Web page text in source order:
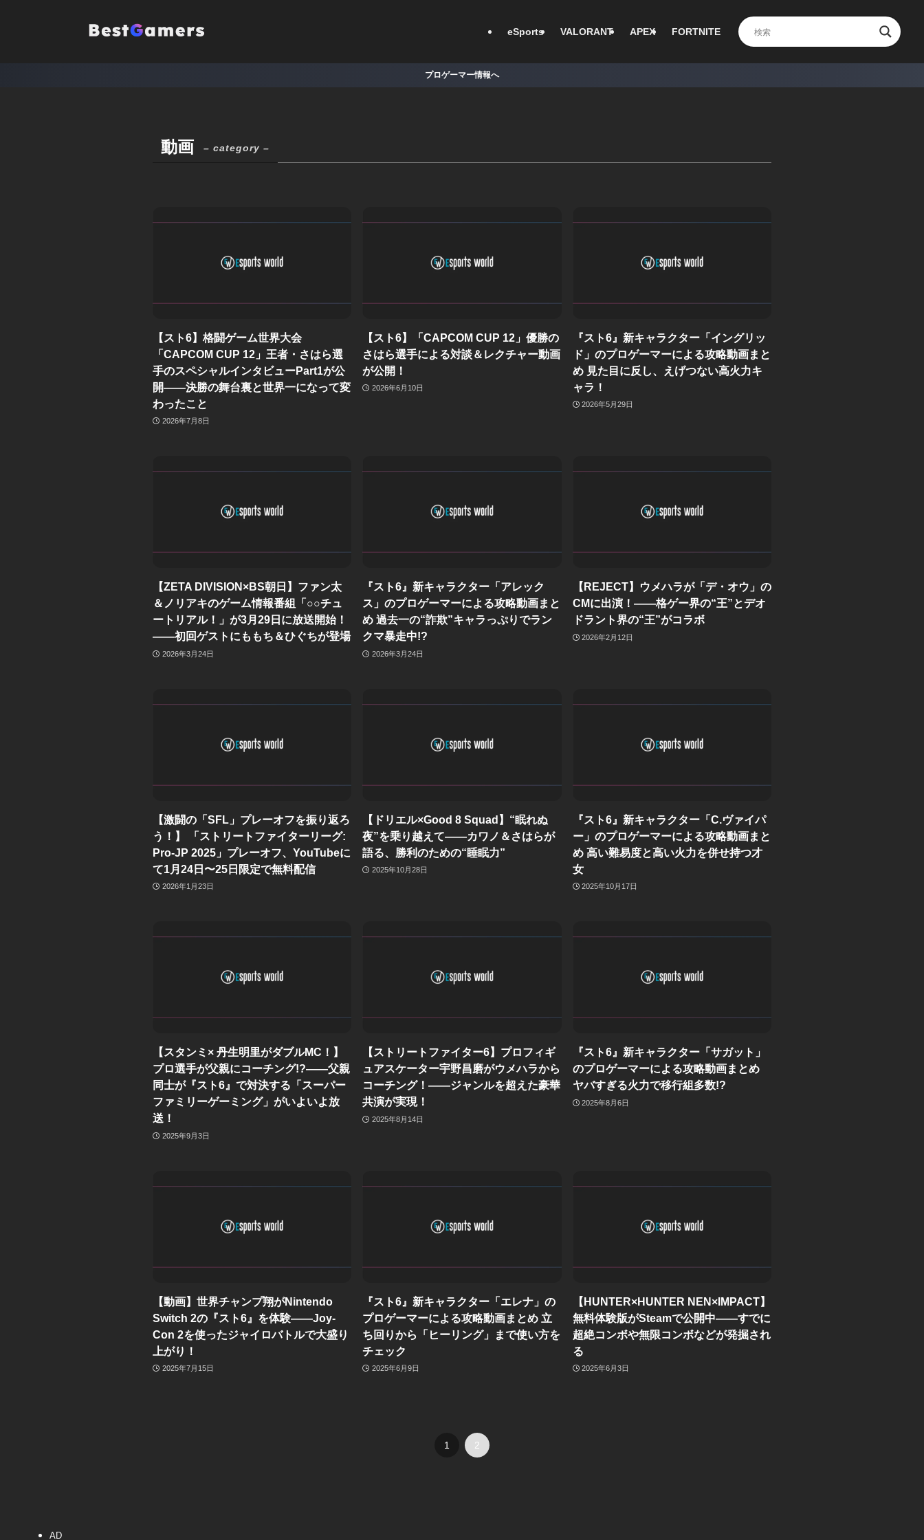
eSports VALORANT APEX FORTNITE
プロゲーマー情報へ
動画 – category –
【スト6】格闘ゲーム世界大会
「CAPCOM CUP 12」王者・さはら選
手のスペシャルインタビューPart1が公
開——決勝の舞台裏と世界一になって変
わったこと
2026年7月8日
【スト6】「CAPCOM CUP 12」優勝の
さはら選手による対談＆レクチャー動画
が公開！
2026年6月10日
『スト6』新キャラクター「イングリッ
ド」のプロゲーマーによる攻略動画まと
め 見た目に反し、えげつない高火力キ
ャラ！
2026年5月29日
【ZETA DIVISION×BS朝日】ファン太
＆ノリアキのゲーム情報番組「○○チュ
ートリアル！」が3月29日に放送開始！
——初回ゲストにももち＆ひぐちが登場
2026年3月24日
『スト6』新キャラクター「アレック
ス」のプロゲーマーによる攻略動画まと
め 過去一の“詐欺”キャラっぷりでラン
クマ暴走中!?
2026年3月24日
【REJECT】ウメハラが「デ・オウ」の
CMに出演！——格ゲー界の“王”とデオ
ドラント界の“王”がコラボ
2026年2月12日
【激闘の「SFL」プレーオフを振り返ろ
う！】 「ストリートファイターリーグ:
Pro-JP 2025」プレーオフ、YouTubeに
て1月24日〜25日限定で無料配信
2026年1月23日
【ドリエル×Good 8 Squad】“眠れぬ
夜”を乗り越えて——カワノ＆さはらが
語る、勝利のための“睡眠力”
2025年10月28日
『スト6』新キャラクター「C.ヴァイパ
ー」のプロゲーマーによる攻略動画まと
め 高い難易度と高い火力を併せ持つ才
女
2025年10月17日
【スタンミ× 丹生明里がダブルMC！】
プロ選手が父親にコーチング!?——父親
同士が『スト6』で対決する「スーパー
ファミリーゲーミング」がいよいよ放
送！
2025年9月3日
【ストリートファイター6】プロフィギ
ュアスケーター宇野昌磨がウメハラから
コーチング！——ジャンルを超えた豪華
共演が実現！
2025年8月14日
『スト6』新キャラクター「サガット」
のプロゲーマーによる攻略動画まとめ
ヤバすぎる火力で移行組多数!?
2025年8月6日
【動画】世界チャンプ翔がNintendo
Switch 2の『スト6』を体験——Joy-
Con 2を使ったジャイロバトルで大盛り
上がり！
2025年7月15日
『スト6』新キャラクター「エレナ」の
プロゲーマーによる攻略動画まとめ 立
ち回りから「ヒーリング」まで使い方を
チェック
2025年6月9日
【HUNTER×HUNTER NEN×IMPACT】
無料体験版がSteamで公開中——すでに
超絶コンボや無限コンボなどが発掘され
る
2025年6月3日
1 2
AD